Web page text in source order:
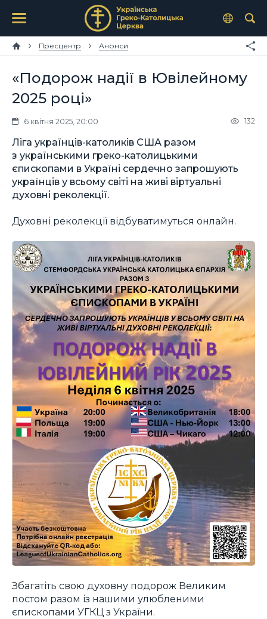
Пресцентр Анонси
«Подорож надії в Ювілейному
2025 році»
6 квітня 2025, 20:00 132
Ліга українців-католиків США разом
з українськими греко-католицькими
єпископами в Україні сердечно запрошують
українців у всьому світі на живі віртуальні
духовні реколекції.
Духовні реколекції відбуватимуться онлайн.
Збагатіть свою духовну подорож Великим
постом разом із нашими улюбленими
єпископами УГКЦ з України.